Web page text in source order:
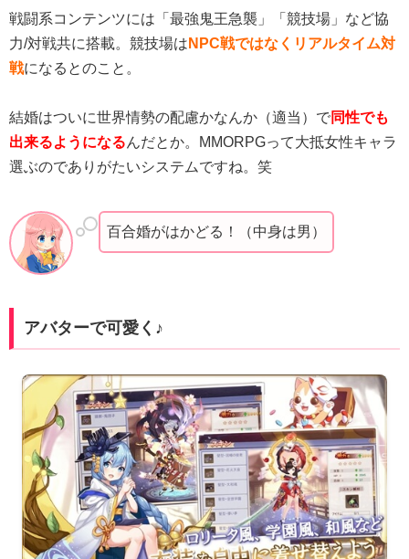
戦闘系コンテンツには「最強鬼王急襲」「競技場」など協
力/対戦共に搭載。競技場は NPC戦ではなくリアルタイム対
戦 になるとのこと。
結婚はついに世界情勢の配慮かなんか（適当）で 同性でも
出来るようになる
んだとか。MMORPGって大抵女性キャラ
選ぶのでありがたいシステムですね。笑
百合婚がはかどる！（中身は男）
アバターで可愛く♪